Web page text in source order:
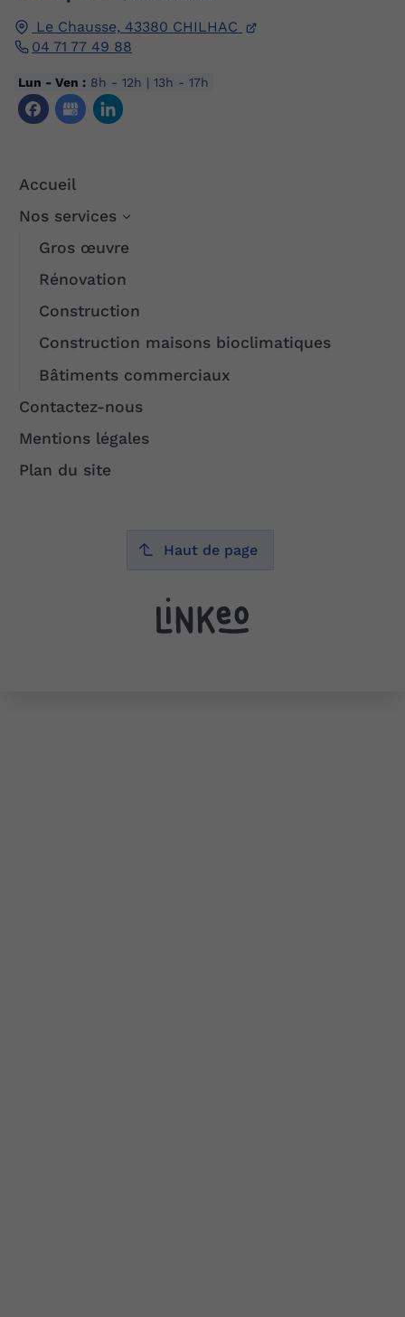
Le Chausse, 43380 CHILHAC
04 71 77 49 88
Lun - Ven : 8h - 12h | 13h - 17h
Accueil
Nos services
Gros œuvre
Rénovation
Construction
Construction maisons bioclimatiques
Bâtiments commerciaux
Contactez-nous
Mentions légales
Plan du site
Haut de page